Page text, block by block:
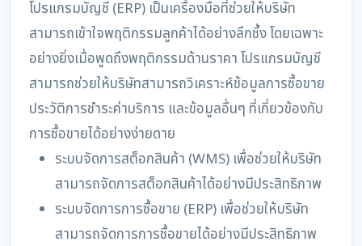
โปรแกรมบัญชี (ERP) เป็นเครื่องมือที่ช่วยให้บริษัท
สามารถเข้าใจพฤติกรรมลูกค้าได้อย่างลึกซึ้ง โดยเฉพาะ
อย่างยิ่งเมื่อพูดถึงพฤติกรรมด้านราคา โปรแกรมบัญชี
สามารถช่วยให้บริษัทสามารถวิเคราะห์ข้อมูลการซื้อขาย
ประวัติการชำระค่าบริการ และข้อมูลอื่นๆ ที่เกี่ยวข้องกับ
การซื้อขายได้อย่างง่ายดาย
ระบบจัดการสต็อกสินค้า (WMS) เพื่อช่วยให้บริษัท
สามารถจัดการสต็อกสินค้าได้อย่างมีประสิทธิภาพ
ระบบจัดการการซื้อขาย (ERP) เพื่อช่วยให้บริษัท
สามารถจัดการการซื้อขายได้อย่างมีประสิทธิภาพ